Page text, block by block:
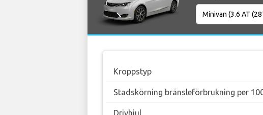
Kroppstyp
Stadskörning bränsleförbrukning per
Drivhjul